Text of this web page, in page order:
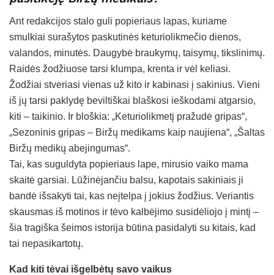
Ant redakcijos stalo guli popieriaus lapas, kuriame
smulkiai surašytos paskutinės keturiolikmečio dienos,
valandos, minutės. Daugybė braukymų, taisymų, tikslinimų.
Raidės žodžiuose tarsi klumpa, krenta ir vėl keliasi.
Žodžiai stveriasi vienas už kito ir kabinasi į sakinius. Vieni
iš jų tarsi paklydę beviltiškai blaškosi ieškodami atgarsio,
kiti – taikinio. Ir bloškia: „Keturiolikmetį pražudė gripas“,
„Sezoninis gripas – Biržų medikams kaip naujiena“, „Šaltas
Biržų medikų abejingumas“.
Tai, kas suguldyta popieriaus lape, mirusio vaiko mama
skaitė garsiai. Lūžinėjančiu balsu, kapotais sakiniais ji
bandė išsakyti tai, kas neįtelpa į jokius žodžius. Veriantis
skausmas iš motinos ir tėvo kalbėjimo susidėliojo į mintį –
šia tragiška šeimos istorija būtina pasidalyti su kitais, kad
tai nepasikartotų.
Kad kiti tėvai išgelbėtų savo vaikus